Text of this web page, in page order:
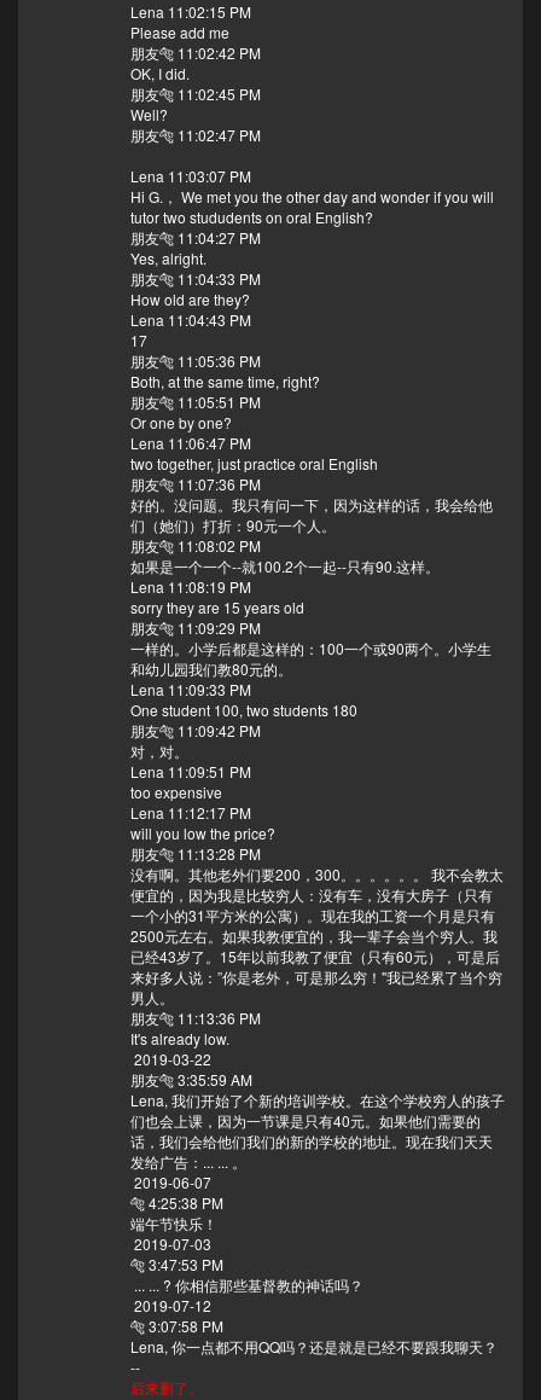
Lena 11:02:15 PM
Please add me
朋友🐅 11:02:42 PM
OK, I did.
朋友🐅 11:02:45 PM
Well?
朋友🐅 11:02:47 PM
Lena 11:03:07 PM
Hi G.， We met you the other day and wonder if you will
tutor two stududents on oral English?
朋友🐅 11:04:27 PM
Yes, alright.
朋友🐅 11:04:33 PM
How old are they?
Lena 11:04:43 PM
17
朋友🐅 11:05:36 PM
Both, at the same time, right?
朋友🐅 11:05:51 PM
Or one by one?
Lena 11:06:47 PM
two together, just practice oral English
朋友🐅 11:07:36 PM
好的。没问题。我只有问一下，因为这样的话，我会给他
们（她们）打折：90元一个人。
朋友🐅 11:08:02 PM
如果是一个一个--就100.2个一起--只有90.这样。
Lena 11:08:19 PM
sorry they are 15 years old
朋友🐅 11:09:29 PM
一样的。小学后都是这样的：100一个或90两个。小学生
和幼儿园我们教80元的。
Lena 11:09:33 PM
One student 100, two students 180
朋友🐅 11:09:42 PM
对，对。
Lena 11:09:51 PM
too expensive
Lena 11:12:17 PM
will you low the price?
朋友🐅 11:13:28 PM
没有啊。其他老外们要200，300。。。。。。 我不会教太
便宜的，因为我是比较穷人：没有车，没有大房子（只有
一个小的31平方米的公寓）。现在我的工资一个月是只有
2500元左右。如果我教便宜的，我一辈子会当个穷人。我
已经43岁了。15年以前我教了便宜（只有60元），可是后
来好多人说：”你是老外，可是那么穷！"我已经累了当个穷
男人。
朋友🐅 11:13:36 PM
It's already low.
2019-03-22
朋友🐅 3:35:59 AM
Lena, 我们开始了个新的培训学校。在这个学校穷人的孩子
们也会上课，因为一节课是只有40元。如果他们需要的
话，我们会给他们我们的新的学校的地址。现在我们天天
发给广告：... ... 。
2019-06-07
🐅 4:25:38 PM
端午节快乐！
2019-07-03
🐅 3:47:53 PM
... ... ? 你相信那些基督教的神话吗？
2019-07-12
🐅 3:07:58 PM
Lena, 你一点都不用QQ吗？还是就是已经不要跟我聊天？
--
后来删了。